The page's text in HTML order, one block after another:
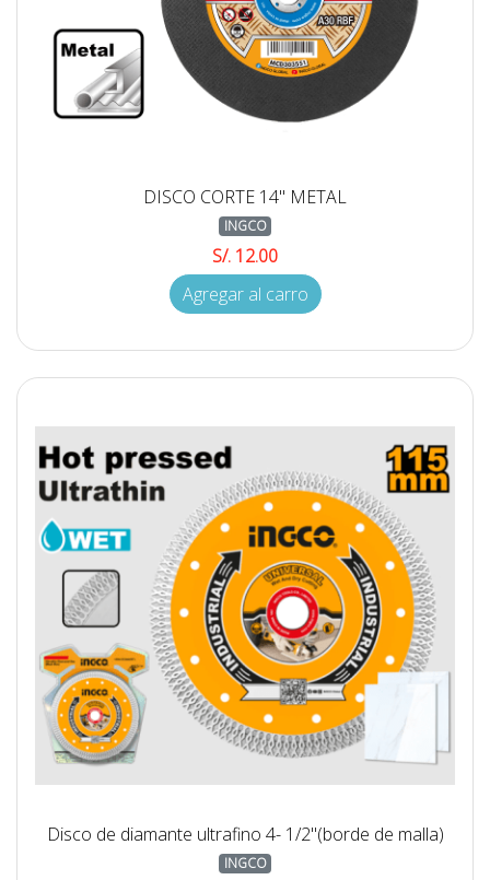
DISCO CORTE 14" METAL
INGCO
S/. 12.00
Agregar al carro
Disco de diamante ultrafino 4- 1/2''(borde de malla)
INGCO